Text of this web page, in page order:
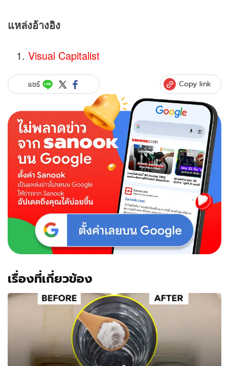
แหล่งอ้างอิง
Visual Capitalist
แชร์ Copy link
เรื่องที่เกี่ยวข้อง